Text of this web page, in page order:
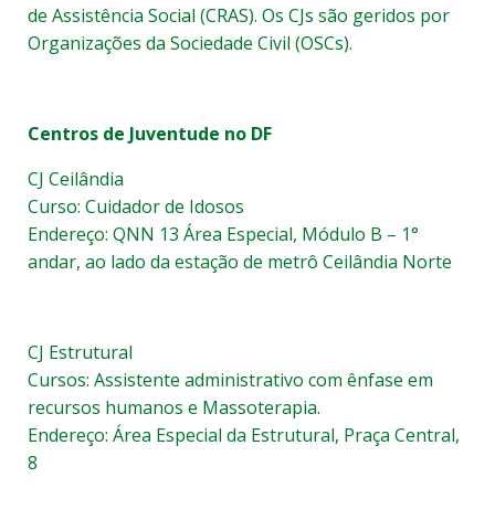
de Assistência Social (CRAS). Os CJs são geridos por
Organizações da Sociedade Civil (OSCs).
Centros de Juventude no DF
CJ Ceilândia
Curso: Cuidador de Idosos
Endereço: QNN 13 Área Especial, Módulo B – 1°
andar, ao lado da estação de metrô Ceilândia Norte
CJ Estrutural
Cursos: Assistente administrativo com ênfase em
recursos humanos e Massoterapia.
Endereço: Área Especial da Estrutural, Praça Central,
8